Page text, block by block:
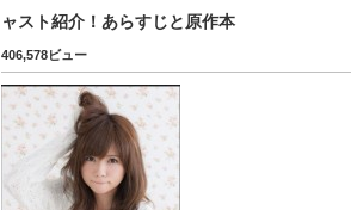
ャスト紹介！あらすじと原作本
406,578ビュー